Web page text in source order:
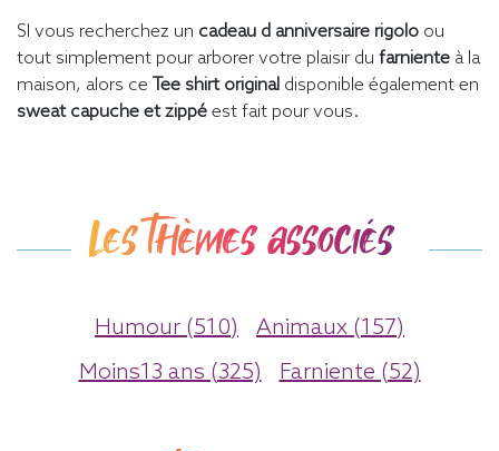
SI vous recherchez un cadeau d anniversaire rigolo ou
tout simplement pour arborer votre plaisir du farniente à la
maison, alors ce Tee shirt original disponible également en
sweat capuche et zippé est fait pour vous.
Les thèmes associés
Humour (510)
Animaux (157)
Moins13 ans (325)
Farniente (52)